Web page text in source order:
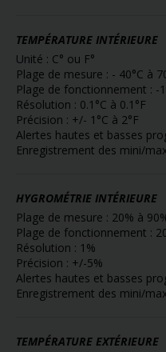
TEMPÉRATURE INTÉRIEURE
Unité : C° ou F°
Plage de mesure : - 40°C à
Plage de fonctionnement : -
Résolution : 0.1°C à 0.1°F
Précision : +/- 1°C à 2°F
Alertes hautes et basses
Enregistrement des mini/
HYGROMÉTRIE INTÉRIEURE
Plage de mesure : 20% à
Plage de fonctionnement :
Résolution : 1%
Précision : +/-5%
Alertes hautes et basses
Enregistrement des mini/
TEMPÉRATURE EXTÉRIEURE